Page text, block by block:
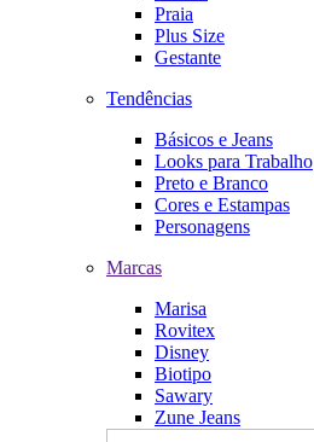
Praia
Plus Size
Gestante
Tendências
Básicos e Jeans
Looks para Trabalho
Preto e Branco
Cores e Estampas
Personagens
Marcas
Marisa
Rovitex
Disney
Biotipo
Sawary
Zune Jeans